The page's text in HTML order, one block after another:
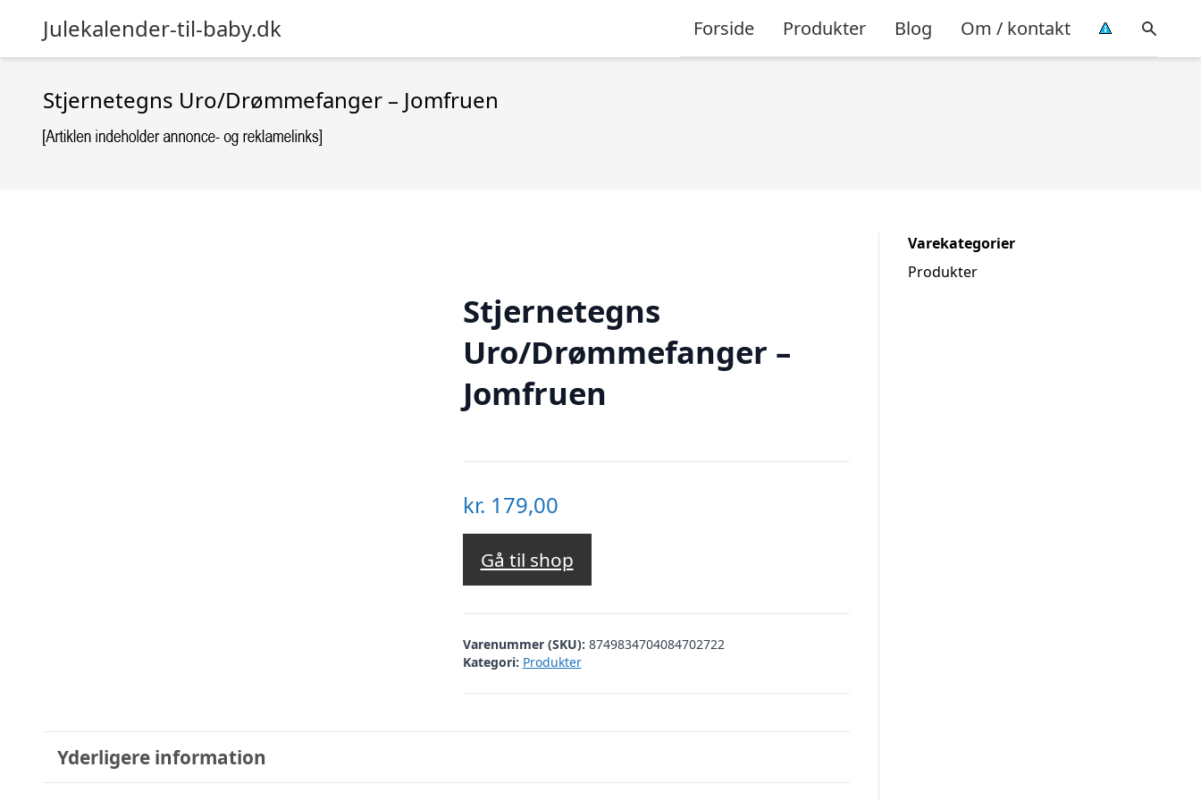
Julekalender-til-baby.dk Forside Produkter Blog Om / kontakt
Stjernetegns Uro/Drømmefanger – Jomfruen
Stjernetegns
Uro/Drømmefanger –
Jomfruen
kr. 179,00
Gå til shop
Varenummer (SKU): 8749834704084702722
Kategori: Produkter
Yderligere information
Varekategorier
Produkter